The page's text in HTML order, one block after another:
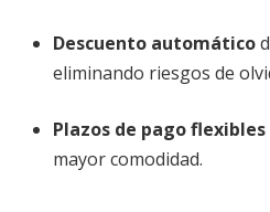
Descuento automático
eliminando riesgos de
Plazos de pago flexibles
mayor comodidad.